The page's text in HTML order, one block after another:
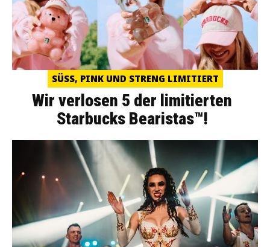
SÜSS, PINK UND STRENG LIMITIERT
Wir verlosen 5 der limitierten
Starbucks Bearistas™!